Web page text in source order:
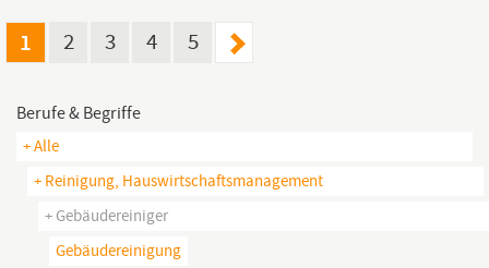
verschiedenster Arbeitsstoffe...
1 2 3 4 5
Berufe & Begriffe
+ Alle
+ Reinigung, Hauswirtschaftsmanagement
+ Gebäudereiniger
Gebäudereinigung